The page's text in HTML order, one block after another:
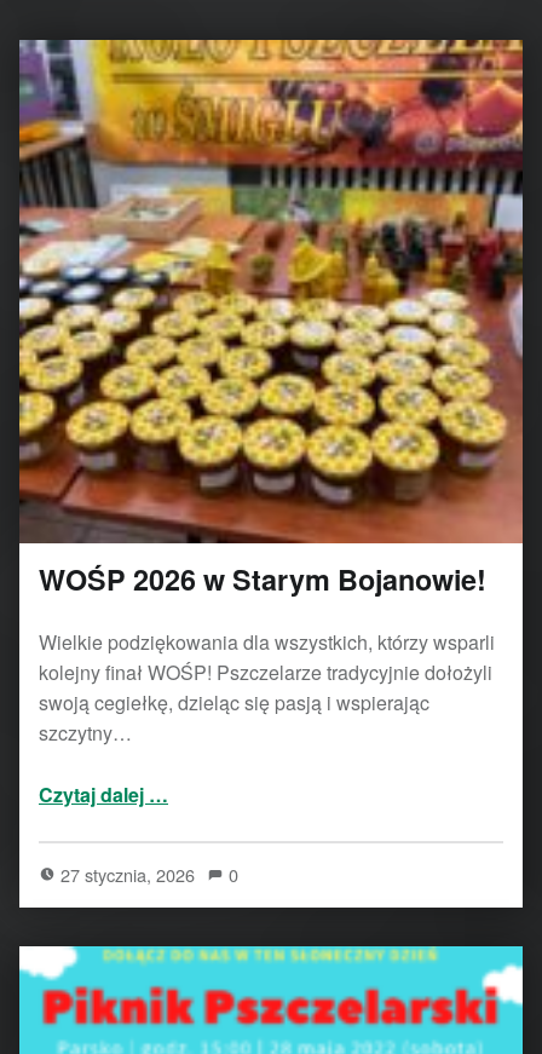
WOŚP 2026 w Starym Bojanowie!
Wielkie podziękowania dla wszystkich, którzy wsparli
kolejny finał WOŚP! Pszczelarze tradycyjnie dołożyli
swoją cegiełkę, dzieląc się pasją i wspierając
szczytny…
Czytaj dalej …
27 stycznia, 2026 0